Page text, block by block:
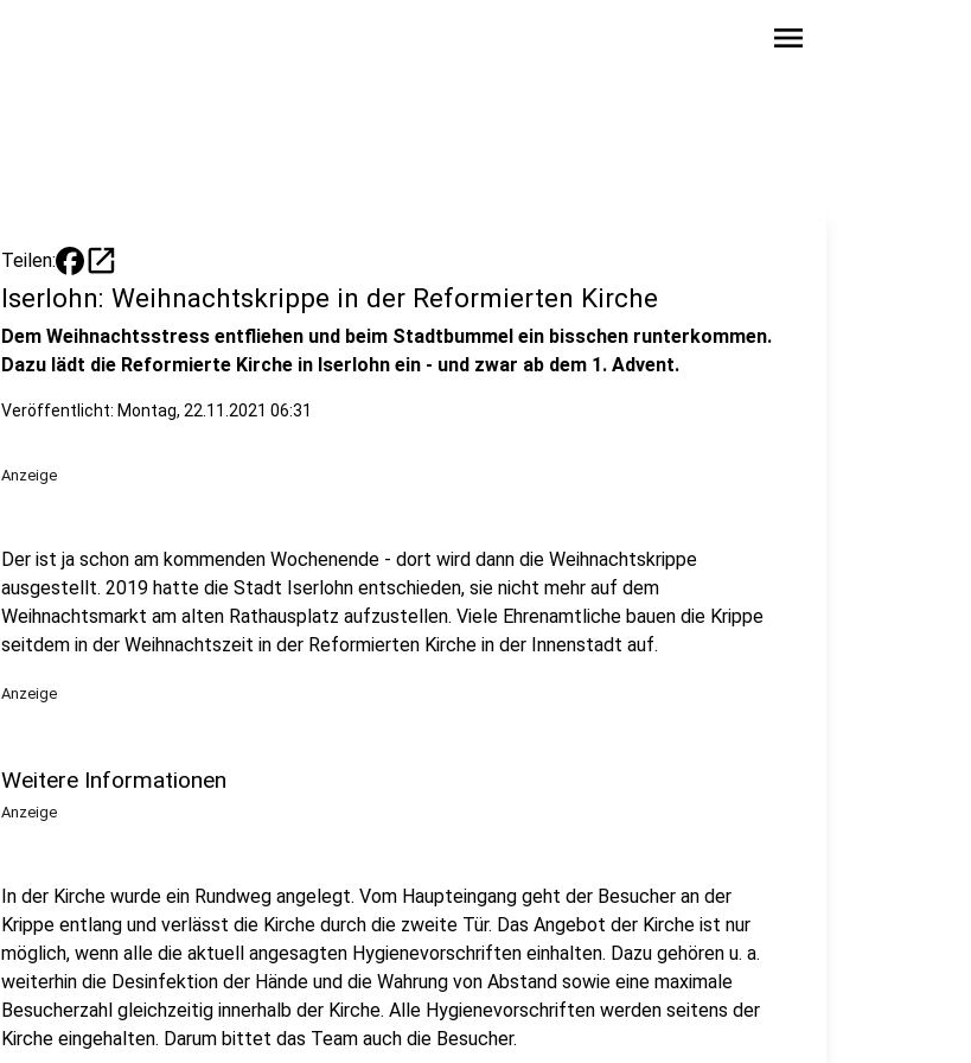
menu
Teilen: open_in_new
Iserlohn: Weihnachtskrippe in der Reformierten Kirche
Dem Weihnachtsstress entfliehen und beim Stadtbummel ein bisschen runterkommen.
Dazu lädt die Reformierte Kirche in Iserlohn ein - und zwar ab dem 1. Advent.
Veröffentlicht: Montag, 22.11.2021 06:31
Anzeige
Der ist ja schon am kommenden Wochenende - dort wird dann die Weihnachtskrippe
ausgestellt. 2019 hatte die Stadt Iserlohn entschieden, sie nicht mehr auf dem
Weihnachtsmarkt am alten Rathausplatz aufzustellen. Viele Ehrenamtliche bauen die Krippe
seitdem in der Weihnachtszeit in der Reformierten Kirche in der Innenstadt auf.
Anzeige
Weitere Informationen
Anzeige
In der Kirche wurde ein Rundweg angelegt. Vom Haupteingang geht der Besucher an der
Krippe entlang und verlässt die Kirche durch die zweite Tür. Das Angebot der Kirche ist nur
möglich, wenn alle die aktuell angesagten Hygienevorschriften einhalten. Dazu gehören u. a.
weiterhin die Desinfektion der Hände und die Wahrung von Abstand sowie eine maximale
Besucherzahl gleichzeitig innerhalb der Kirche. Alle Hygienevorschriften werden seitens der
Kirche eingehalten. Darum bittet das Team auch die Besucher.